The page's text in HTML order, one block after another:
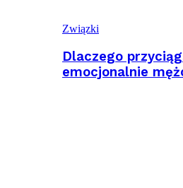
Związki
Dlaczego
emocjonalnie